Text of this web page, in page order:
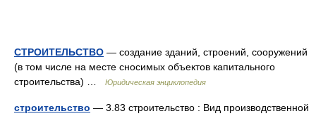
СТРОИТЕЛЬСТВО — создание зданий, строений, сооружений
(в том числе на месте сносимых объектов капитального
строительства) …
Юридическая энциклопедия
строительство — 3.83 строительство : Вид производственной